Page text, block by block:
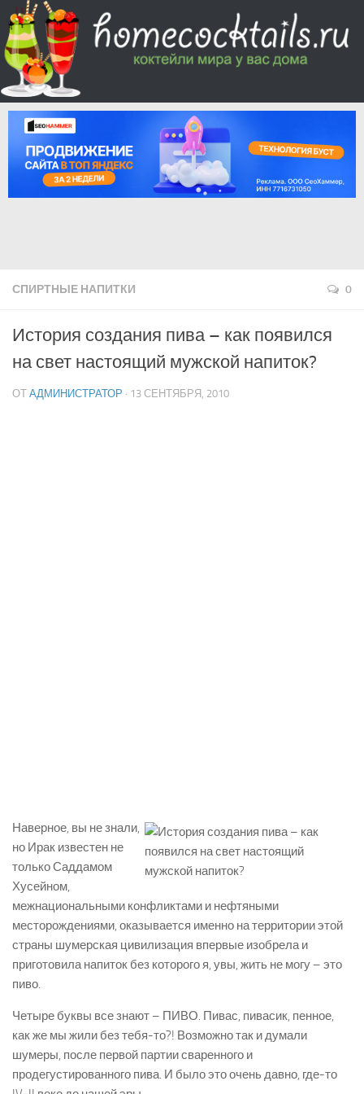
СПИРТНЫЕ НАПИТКИ 0
История создания пива – как появился
на свет настоящий мужской напиток?
ОТ АДМИНИСТРАТОР · 13 СЕНТЯБРЯ, 2010
Наверное, вы не знали,
но Ирак известен не
только Саддамом
Хусейном,
межнациональными конфликтами и нефтяными
месторождениями, оказывается именно на территории этой
страны шумерская цивилизация впервые изобрела и
приготовила напиток без которого я, увы, жить не могу – это
пиво.
Четыре буквы все знают – ПИВО. Пивас, пивасик, пенное,
как же мы жили без тебя-то?! Возможно так и думали
шумеры, после первой партии сваренного и
продегустированного пива. И было это очень давно, где-то